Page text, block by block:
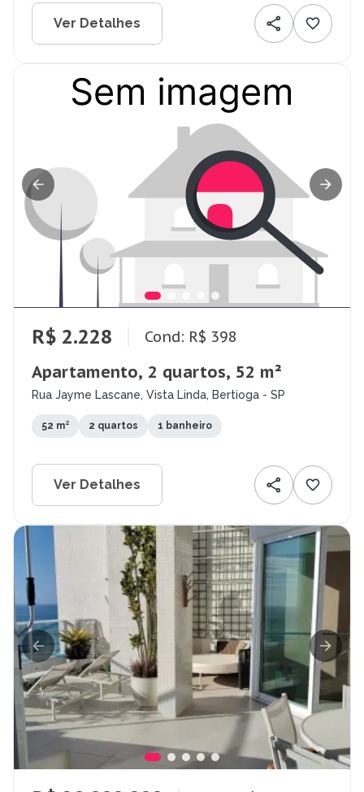
Ver Detalhes
R$ 2.228 Cond: R$ 398
Apartamento, 2 quartos, 52 m²
Rua Jayme Lascane, Vista Linda, Bertioga - SP
52 m² 2 quartos 1 banheiro
Ver Detalhes